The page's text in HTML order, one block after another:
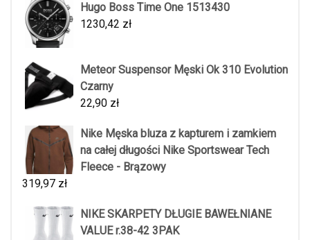
Hugo Boss Time One 1513430
1230,42 zł
Meteor Suspensor Męski Ok 310 Evolution
Czarny
22,90 zł
Nike Męska bluza z kapturem i zamkiem
na całej długości Nike Sportswear Tech
Fleece - Brązowy
319,97 zł
NIKE SKARPETY DŁUGIE BAWEŁNIANE
VALUE r.38-42 3PAK